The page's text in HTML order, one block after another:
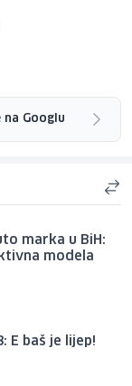
Googlu
marka u BiH:
modela
E baš je lijep!